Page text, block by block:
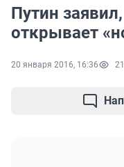
Путин
открывает
20 января 2016, 16:36